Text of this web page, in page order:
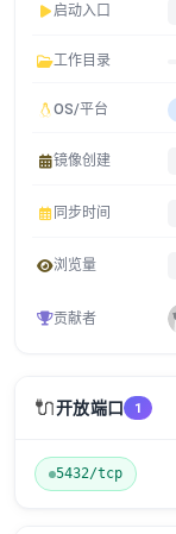
启动入口
工作目录
OS/平台
镜像创建
同步时间
浏览量
贡献者
🔌开放端口 1
5432/tcp